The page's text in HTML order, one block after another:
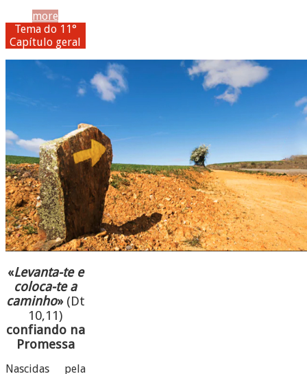
more
Tema do 11°
Capítulo geral
«Levanta-te e
coloca-te a
caminho»(Dt
10,11)
confiando na
Promessa
Nascidas pela